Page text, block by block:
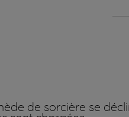
de sorcière se